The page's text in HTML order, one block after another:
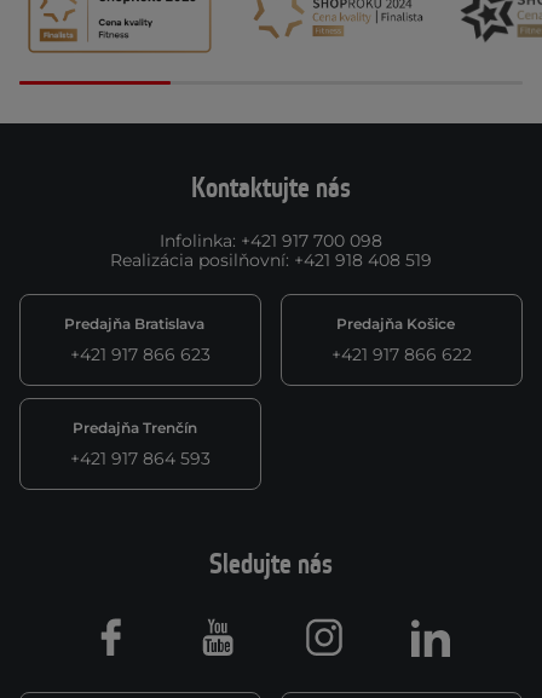
Kontaktujte nás
Infolinka: +421 917 700 098
Realizácia posilňovní: +421 918 408 519
Predajňa Bratislava
+421 917 866 623
Predajňa Košice
+421 917 866 622
Predajňa Trenčín
+421 917 864 593
Sledujte nás
Facebook Youtube Instagram LinkedIn